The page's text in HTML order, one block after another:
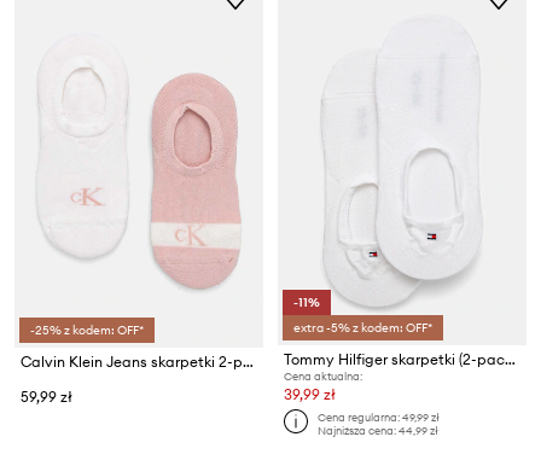
-25% z kodem: OFF*
Calvin Klein Jeans skarpetki 2-pack
59,99 zł
-11%
extra -5% z kodem: OFF*
Tommy Hilfiger skarpetki (2-pack)
Cena aktualna:
39,99 zł
Cena regularna:49,99 zł
Najniższa cena:44,99 zł